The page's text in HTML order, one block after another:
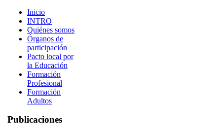
Inicio
INTRO
Quiénes somos
Órganos de
participación
Pacto local por
la Educación
Formación
Profesional
Formación
Adultos
Publicaciones